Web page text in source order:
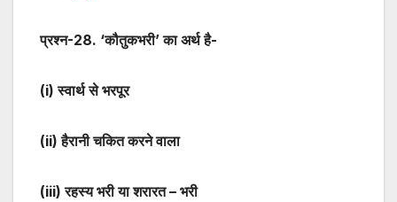
प्रश्न-28. ‘कौतुकभरी’ का अर्थ है-
(i) स्वार्थ से भरपूर
(ii) हैरानी चकित करने वाला
(iii) रहस्य भरी या शरारत – भरी